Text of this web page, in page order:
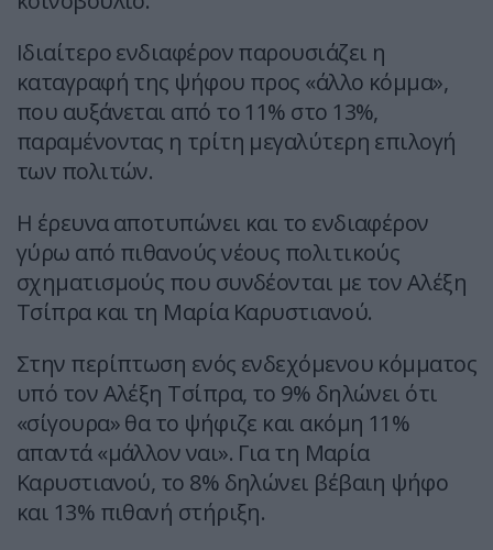
Ιδιαίτερο ενδιαφέρον παρουσιάζει η
καταγραφή της ψήφου προς «άλλο κόμμα»,
που αυξάνεται από το 11% στο 13%,
παραμένοντας η τρίτη μεγαλύτερη επιλογή
των πολιτών.
Η έρευνα αποτυπώνει και το ενδιαφέρον
γύρω από πιθανούς νέους πολιτικούς
σχηματισμούς που συνδέονται με τον Αλέξη
Τσίπρα και τη Μαρία Καρυστιανού.
Στην περίπτωση ενός ενδεχόμενου κόμματος
υπό τον Αλέξη Τσίπρα, το 9% δηλώνει ότι
«σίγουρα» θα το ψήφιζε και ακόμη 11%
απαντά «μάλλον ναι». Για τη Μαρία
Καρυστιανού, το 8% δηλώνει βέβαιη ψήφο
και 13% πιθανή στήριξη.